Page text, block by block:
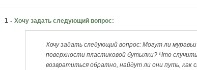
1 - Хочу задать следующий вопрос:
Хочу задать следующий вопрос: Могут ли
поверхности пластиковой бутылки? Что
возвратиться обратно, найдут ли они путь, как